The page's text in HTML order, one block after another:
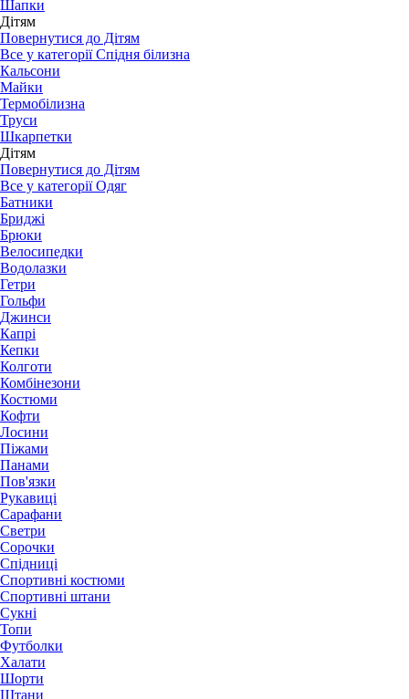
Шапки
Дітям
Повернутися до Дітям
Все у категорії Спідня білизна
Кальсони
Майки
Термобілизна
Труси
Шкарпетки
Дітям
Повернутися до Дітям
Все у категорії Одяг
Батники
Бриджі
Брюки
Велосипедки
Водолазки
Гетри
Гольфи
Джинси
Капрі
Кепки
Колготи
Комбінезони
Костюми
Кофти
Лосини
Піжами
Панами
Пов'язки
Рукавиці
Сарафани
Светри
Сорочки
Спідниці
Спортивні костюми
Спортивні штани
Сукні
Топи
Футболки
Халати
Шорти
Штани